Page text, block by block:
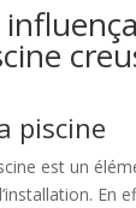
piscine
est un
En